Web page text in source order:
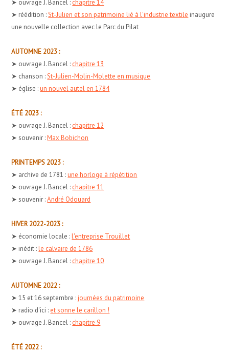
➤ ouvrage J. Bancel : chapitre 14
➤ réédition :St-Julien et son patrimoine lié à l'industrie textile inaugure
une nouvelle collection avec le Parc du Pilat
AUTOMNE 2023 :
➤ ouvrage J. Bancel : chapitre 13
➤ chanson :St-Julien-Molin-Molette en musique
➤ église :un nouvel autel en 1784
ÉTÉ 2023 :
➤ ouvrage J. Bancel : chapitre 12
➤ souvenir :Max Bobichon
PRINTEMPS 2023 :
➤ archive de 1781 :une horloge à répétition
➤ ouvrage J. Bancel : chapitre 11
➤ souvenir :André Odouard
HIVER 2022-2023 :
➤ économie locale :l'entreprise Trouillet
➤ inédit :le calvaire de 1786
➤ ouvrage J. Bancel : chapitre 10
AUTOMNE 2022 :
➤ 15 et 16 septembre :journées du patrimoine
➤ radio d'ici : et sonne le carillon !
➤ ouvrage J. Bancel : chapitre 9
ÉTÉ 2022 :